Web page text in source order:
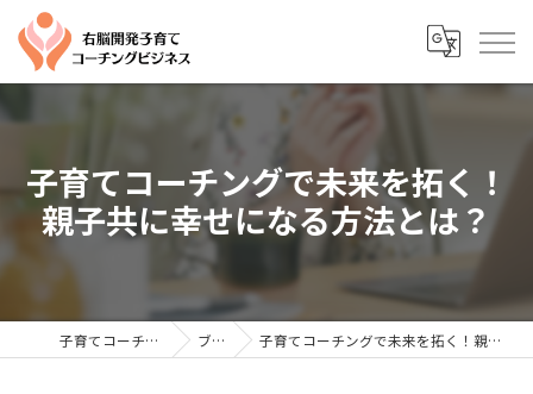
子育てコーチングで未来を拓く！
親子共に幸せになる方法とは？
子育てコーチングならYTC ブログ 子育てコーチングで未来を拓く！親子共に幸せになる方法とは？